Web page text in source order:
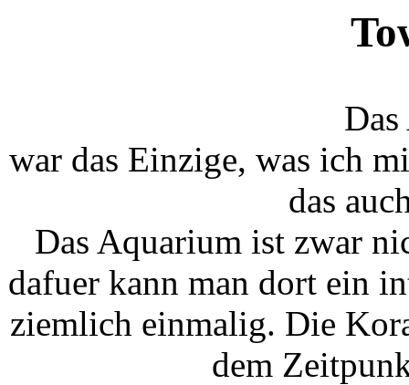
war das Einzige, was ich
das
Das Aquarium ist zwar
dafuer kann man dort ein
ziemlich einmalig. Die
dem